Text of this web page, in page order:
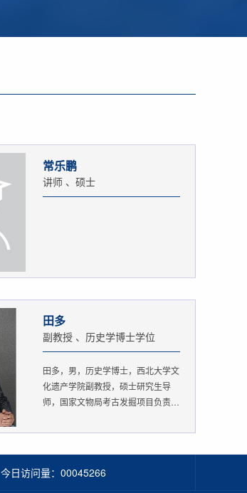
常乐鹏
讲师 、硕士
田多
副教授 、历史学博士学位
田多，男，历史学博士，西北大学文
化遗产学院副教授，硕士研究生导
师，国家文物局考古发掘项目负责
今日访问量： 00045266